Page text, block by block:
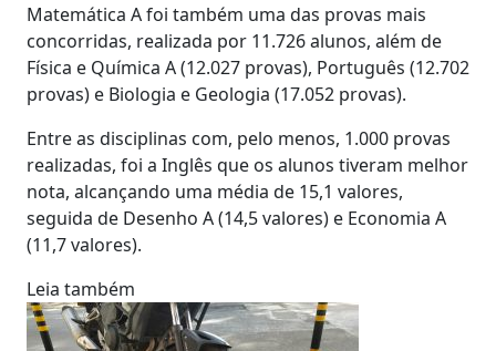
Matemática A foi também uma das provas mais
concorridas, realizada por 11.726 alunos, além de
Física e Química A (12.027 provas), Português (12.702
provas) e Biologia e Geologia (17.052 provas).
Entre as disciplinas com, pelo menos, 1.000 provas
realizadas, foi a Inglês que os alunos tiveram melhor
nota, alcançando uma média de 15,1 valores,
seguida de Desenho A (14,5 valores) e Economia A
(11,7 valores).
Leia também